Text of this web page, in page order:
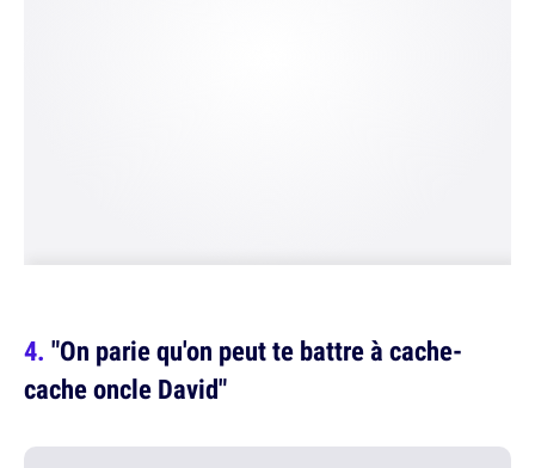
"On parie qu'on peut te battre à cache-
cache oncle David"